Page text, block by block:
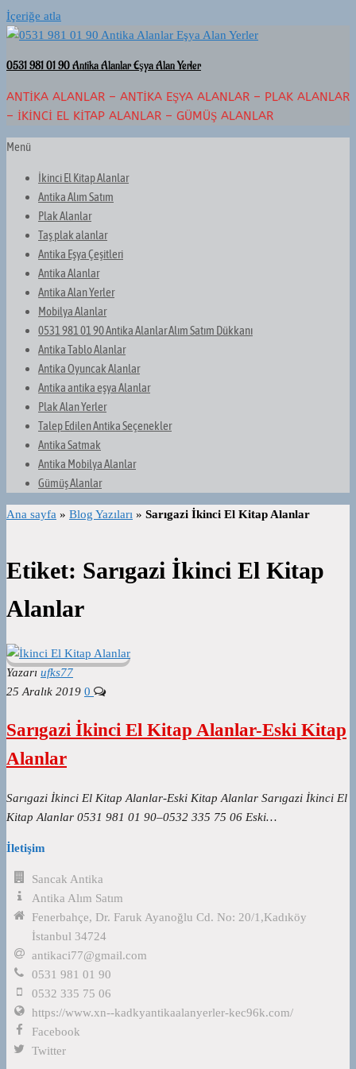
İçeriğe atla
0531 981 01 90 Antika Alanlar Eşya Alan Yerler
ANTIKA ALANLAR – ANTIKA EŞYA ALANLAR – PLAK ALANLAR
– İKINCI EL KITAP ALANLAR – GÜMÜŞ ALANLAR
Menü
İkinci El Kitap Alanlar
Antika Alım Satım
Plak Alanlar
Taş plak alanlar
Antika Eşya Çeşitleri
Antika Alanlar
Antika Alan Yerler
Mobilya Alanlar
0531 981 01 90 Antika Alanlar Alım Satım Dükkanı
Antika Tablo Alanlar
Antika Oyuncak Alanlar
Antika antika eşya Alanlar
Plak Alan Yerler
Talep Edilen Antika Seçenekler
Antika Satmak
Antika Mobilya Alanlar
Gümüş Alanlar
Ana sayfa » Blog Yazıları » Sarıgazi İkinci El Kitap Alanlar
Etiket: Sarıgazi İkinci El Kitap
Alanlar
Yazarı ufks77
25 Aralık 2019 0
Sarıgazi İkinci El Kitap Alanlar-Eski Kitap
Alanlar
Sarıgazi İkinci El Kitap Alanlar-Eski Kitap Alanlar Sarıgazi İkinci El
Kitap Alanlar 0531 981 01 90–0532 335 75 06 Eski…
İletişim
Sancak Antika
Antika Alım Satım
Fenerbahçe, Dr. Faruk Ayanoğlu Cd. No: 20/1,Kadıköy
İstanbul 34724
antikaci77@gmail.com
0531 981 01 90
0532 335 75 06
https://www.xn--kadkyantikaalanyerler-kec96k.com/
Facebook
Twitter